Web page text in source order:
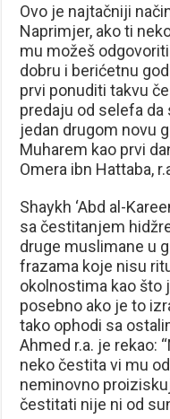
Ovo je najtačniji
Naprimjer, ako ti
mu možeš odgovoriti
dobru i berićetnu
prvi ponuditi takvu
predaju od selefa
jedan drugom novu
Muharem kao prvi
Omera ibn Hattaba,
Shaykh ‘Abd al-
sa čestitanjem
druge muslimane u
frazama koje nisu
okolnostima kao što
posebno ako je to
tako ophodi sa
Ahmed r.a. je rekao:
neko čestita vi mu
neminovno
čestitati nije ni od